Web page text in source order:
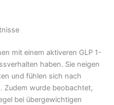
mit einem aktiveren GLP 1-
haben. Sie neigen
und fühlen sich nach
Zudem wurde beobachtet,
bei übergewichtigen